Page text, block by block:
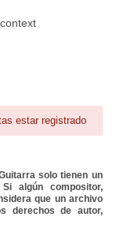
estar registrado
solo tienen un
algún compositor,
que un archivo
derechos de autor,